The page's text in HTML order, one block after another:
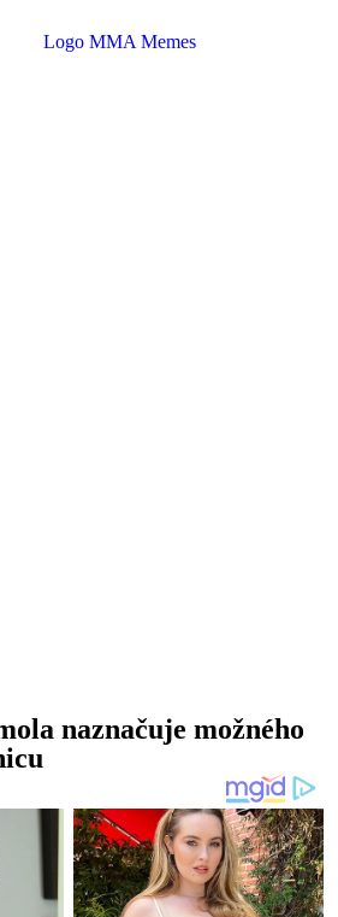
naznačuje možného